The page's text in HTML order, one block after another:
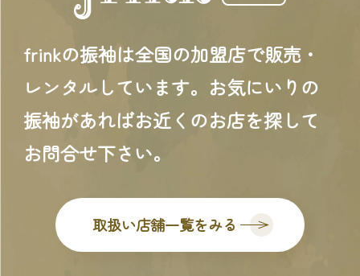
frinkの振袖は全国の加盟店で販売・
レンタルしています。お気にいりの
振袖があればお近くのお店を探して
お問合せ下さい。
取扱い店舗一覧をみる